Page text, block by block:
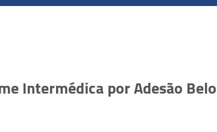
Intermédica por Adesão